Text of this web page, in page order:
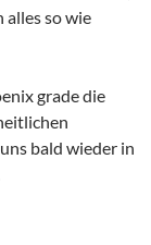
so wie
grade die
bald wieder in